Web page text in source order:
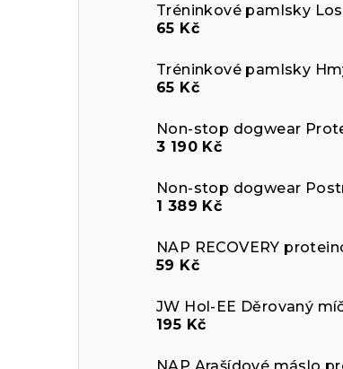
65 Kč
65 Kč
3 190 Kč
1 389 Kč
59 Kč
195 Kč